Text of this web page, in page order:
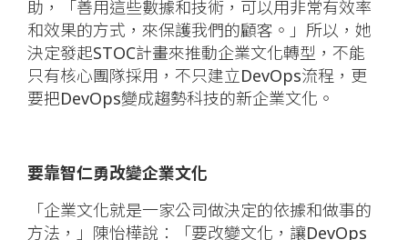
助，「善用這些數據和技術，可以用非常有效率
和效果的方式，來保護我們的顧客。」所以，她
決定發起STOC計畫來推動企業文化轉型，不能
只有核心團隊採用，不只建立DevOps流程，更
要把DevOps變成趨勢科技的新企業文化。
要靠智仁勇改變企業文化
「企業文化就是一家公司做決定的依據和做事的
方法，」陳怡樺說：「要改變文化，讓DevOps